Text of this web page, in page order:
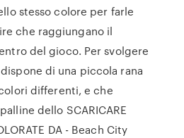
stesso colore per farle
che raggiungano il
del gioco. Per svolgere
di una piccola rana
differenti, e che
dello SCARICARE
DA - Beach City